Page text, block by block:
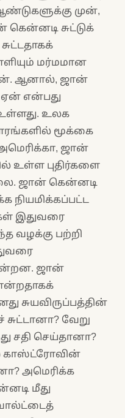
முன்,
கென்னடி சுட்டுக்
மர்மமான
ஆனால், ஜான்
என்பது
உலக
மூக்கை
ஜான்
உள்ள புதிர்களை
ஜான் கென்னடி
நியமிக்கப்பட்ட
இதுவரை
வழக்கு பற்றி
ஜான்
சுயவிருப்பத்தின்
வேறு
சதி செய்தானா?
காஸ்ட்ரோவின்
அமெரிக்க
மீது